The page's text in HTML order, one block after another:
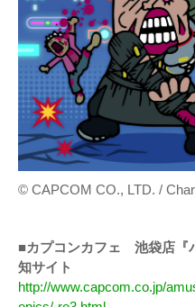
© CAPCOM CO., LTD. /
■カプコンカフェ 池袋店『
知サイト
http://www.capcom.co.jp/